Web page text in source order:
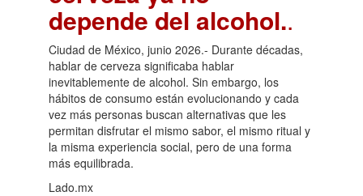
depende del alcohol..
Ciudad de México, junio 2026.- Durante décadas,
hablar de cerveza significaba hablar
inevitablemente de alcohol. Sin embargo, los
hábitos de consumo están evolucionando y cada
vez más personas buscan alternativas que les
permitan disfrutar el mismo sabor, el mismo ritual y
la misma experiencia social, pero de una forma
más equilibrada.
Lado.mx